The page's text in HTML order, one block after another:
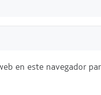
en este navegador